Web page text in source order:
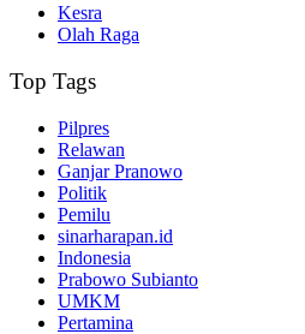
Kesra
Olah Raga
Top Tags
Pilpres
Relawan
Ganjar Pranowo
Politik
Pemilu
sinarharapan.id
Indonesia
Prabowo Subianto
UMKM
Pertamina